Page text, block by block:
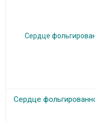
Сердце